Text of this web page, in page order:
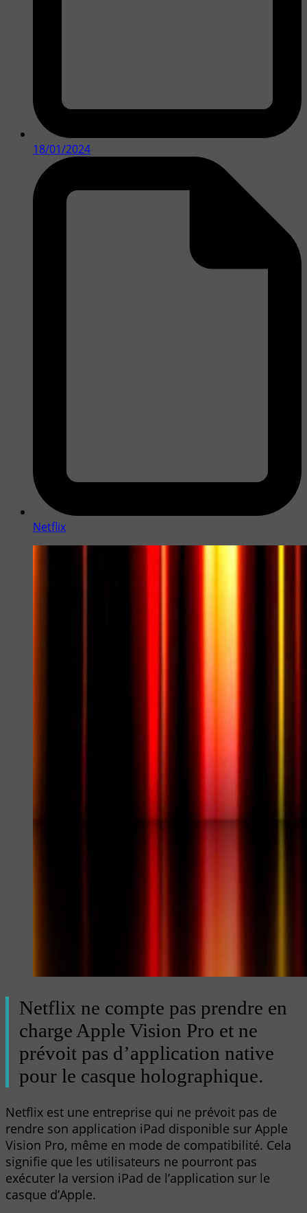
18/01/2024
Netflix
Netflix ne compte pas prendre en
charge Apple Vision Pro et ne
prévoit pas d’application native
pour le casque holographique.
Netflix est une entreprise qui ne prévoit pas de
rendre son application iPad disponible sur Apple
Vision Pro, même en mode de compatibilité. Cela
signifie que les utilisateurs ne pourront pas
exécuter la version iPad de l’application sur le
casque d’Apple.